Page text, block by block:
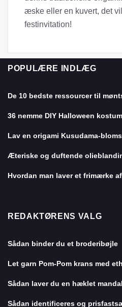
æske eller en kuvert, det
festinvitation!
POPULÆRE INDLÆG
De 10 bedste ressourcer til
36 nemme DIY Halloween
Lav en origami Kusudama-
Æteriske og duftende
Hvordan man laver et frimærke
REDAKTØRENS VALG
Sådan binder du et broderibøjle
Let garn Pom-Pom krans med
Sådan laver du en hæklet
Sådan identificeres og